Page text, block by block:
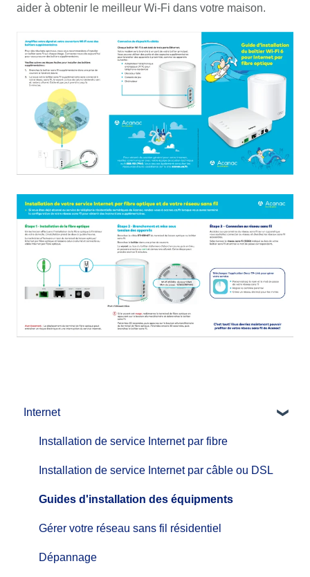
aider à obtenir le meilleur Wi-Fi dans votre maison.
Internet
Installation de service Internet par fibre
Installation de service Internet par câble ou DSL
Guides d'installation des équipments
Gérer votre réseau sans fil résidentiel
Dépannage